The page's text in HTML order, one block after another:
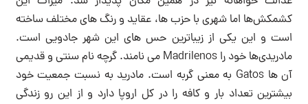
کشمکش‌ها اما شهری با حزب ها، عقاید و رنگ های مختلف ساخته
است و این یکی از زیباترین حس های این شهر جادویی است.
مادریدی‌ها خود را Madrilenos می نامند. گرچه نام سنتی و قدیمی
آن ها Gatos به معنی گربه است. مادرید به نسبت جمعیت خود
بیشترین تعداد بار و کافه را در کل اروپا دارد و از این رو زندگی